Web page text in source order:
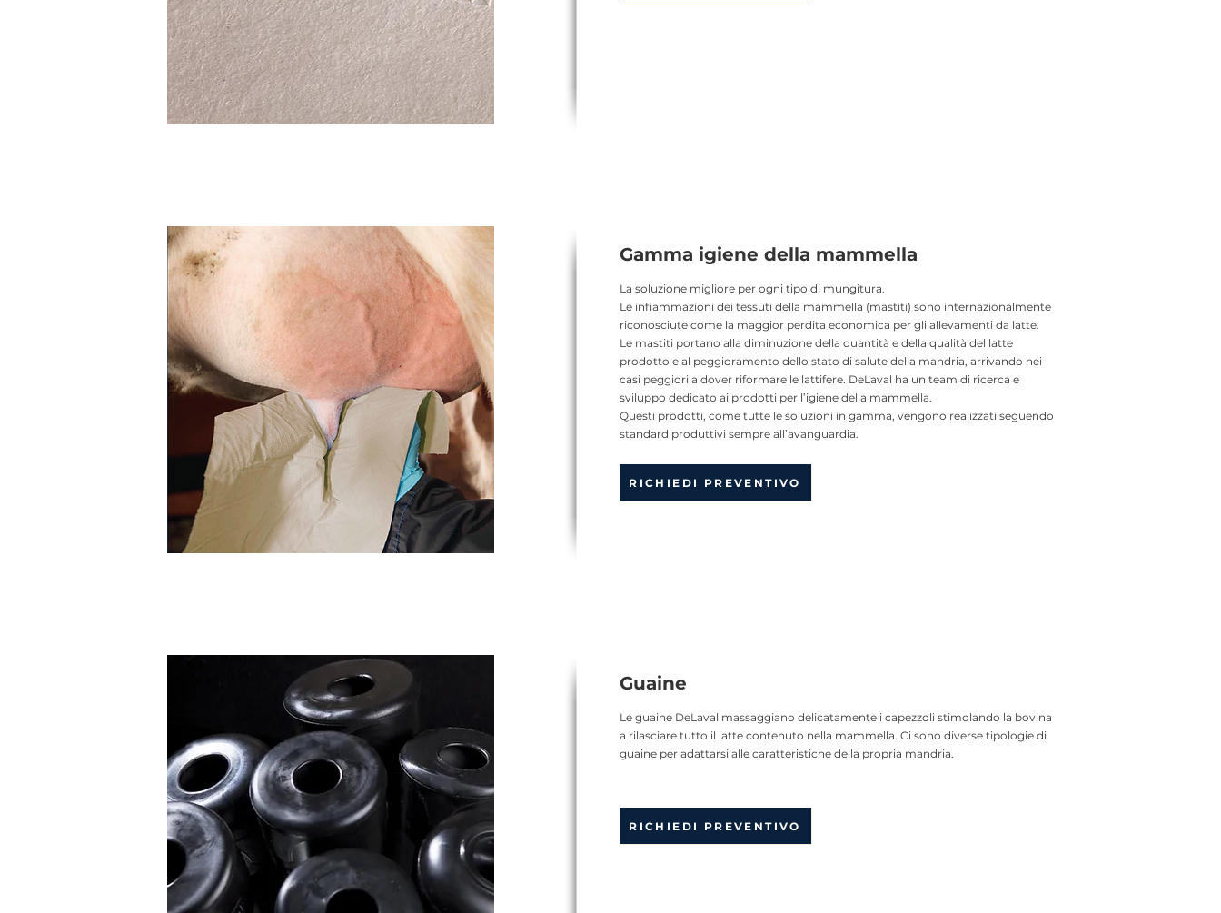
Gamma igiene della mammella
La soluzione migliore per ogni tipo di mungitura.
Le infiammazioni dei tessuti della mammella (mastiti) sono internazionalmente
riconosciute come la maggior perdita economica per gli allevamenti da latte.
Le mastiti portano alla diminuzione della quantità e della qualità del latte
prodotto e al peggioramento dello stato di salute della mandria, arrivando nei
casi peggiori a dover riformare le lattifere. DeLaval ha un team di ricerca e
sviluppo dedicato ai prodotti per l’igiene della mammella.
Questi prodotti, come tutte le soluzioni in gamma, vengono realizzati seguendo
standard produttivi sempre all’avanguardia.
RICHIEDI PREVENTIVO
Guaine
Le guaine DeLaval massaggiano delicatamente i capezzoli stimolando la bovina
a rilasciare tutto il latte contenuto nella mammella. Ci sono diverse tipologie di
guaine per adattarsi alle caratteristiche della propria mandria.
RICHIEDI PREVENTIVO